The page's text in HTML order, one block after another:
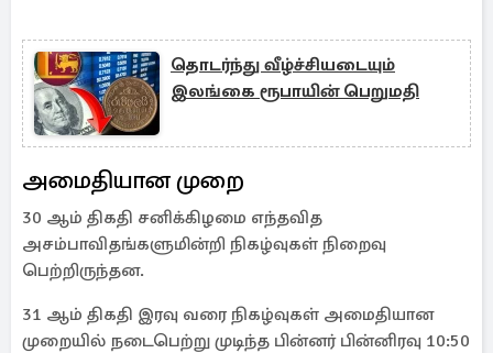
தொடர்ந்து வீழ்ச்சியடையும்
இலங்கை ரூபாயின் பெறுமதி
அமைதியான முறை
30 ஆம் திகதி சனிக்கிழமை எந்தவித
அசம்பாவிதங்களுமின்றி நிகழ்வுகள் நிறைவு
பெற்றிருந்தன.
31 ஆம் திகதி இரவு வரை நிகழ்வுகள் அமைதியான
முறையில் நடைபெற்று முடிந்த பின்னர் பின்னிரவு 10:50